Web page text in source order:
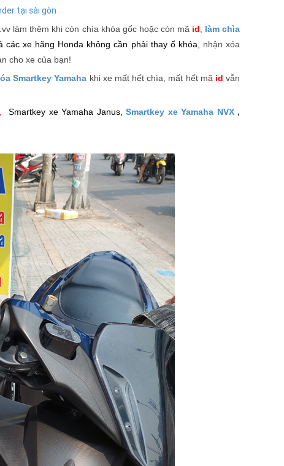
.vv làm thêm khi còn chìa khóa gốc hoặc còn mã id
làm chìa
các xe hãng Honda không cần phải thay ổ khóa , nhận xóa
cho xe của bạn!
Smartkey Yamaha khi xe mất hết chìa, mất hết mã id vẫn
Smartkey xe Yamaha Janus, Smartkey xe Yamaha NVX,